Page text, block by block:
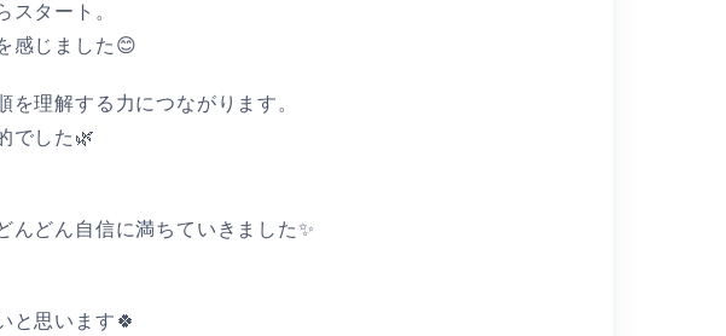
スタート。
感じました😊
理解する力につながります。
でした🌿
どん自信に満ちていきました✨
と思います🍀